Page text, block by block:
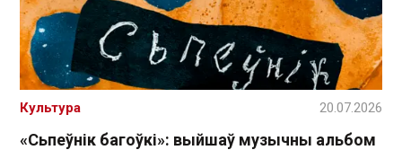
«Сьпеўнік багоўкі»: выйшаў музычны альбом
Культура 20.07.2026